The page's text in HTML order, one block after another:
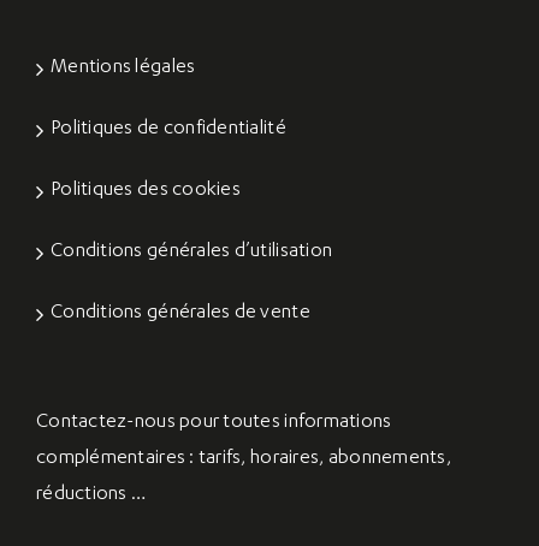
Mentions légales
Politiques de confidentialité
Politiques des cookies
Conditions générales d’utilisation
Conditions générales de vente
Contactez-nous pour toutes informations
complémentaires : tarifs, horaires, abonnements,
réductions …